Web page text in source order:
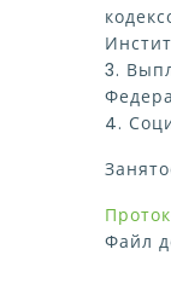
3.
4.
Файл